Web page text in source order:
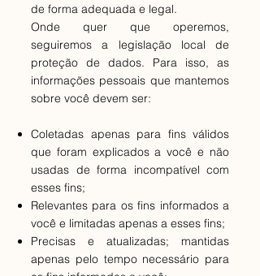
de forma adequada e legal.
Onde quer que operemos,
seguiremos a legislação local de
proteção de dados. Para isso, as
informações pessoais que mantemos
sobre você devem ser:
Coletadas apenas para fins válidos
que foram explicados a você e não
usadas de forma incompatível com
esses fins;
Relevantes para os fins informados a
você e limitadas apenas a esses fins;
Precisas e atualizadas; mantidas
apenas pelo tempo necessário para